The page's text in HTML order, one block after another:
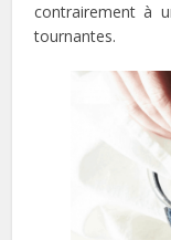
contrairement à
tournantes.